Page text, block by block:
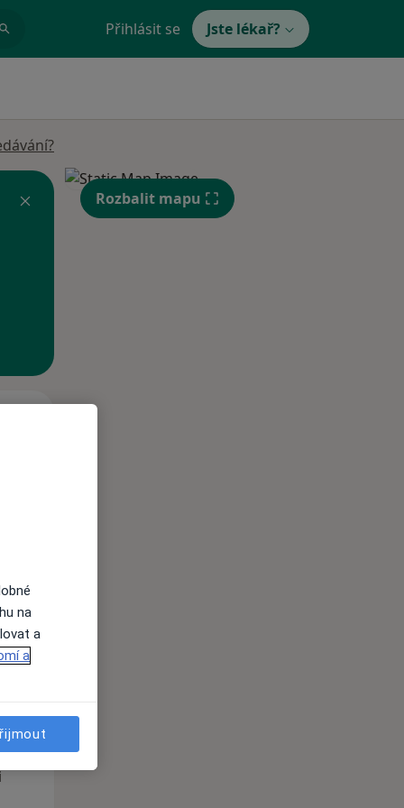
Přihlásit se Jste lékař?
13 Srpen
Rozbalit mapu
na
a
a